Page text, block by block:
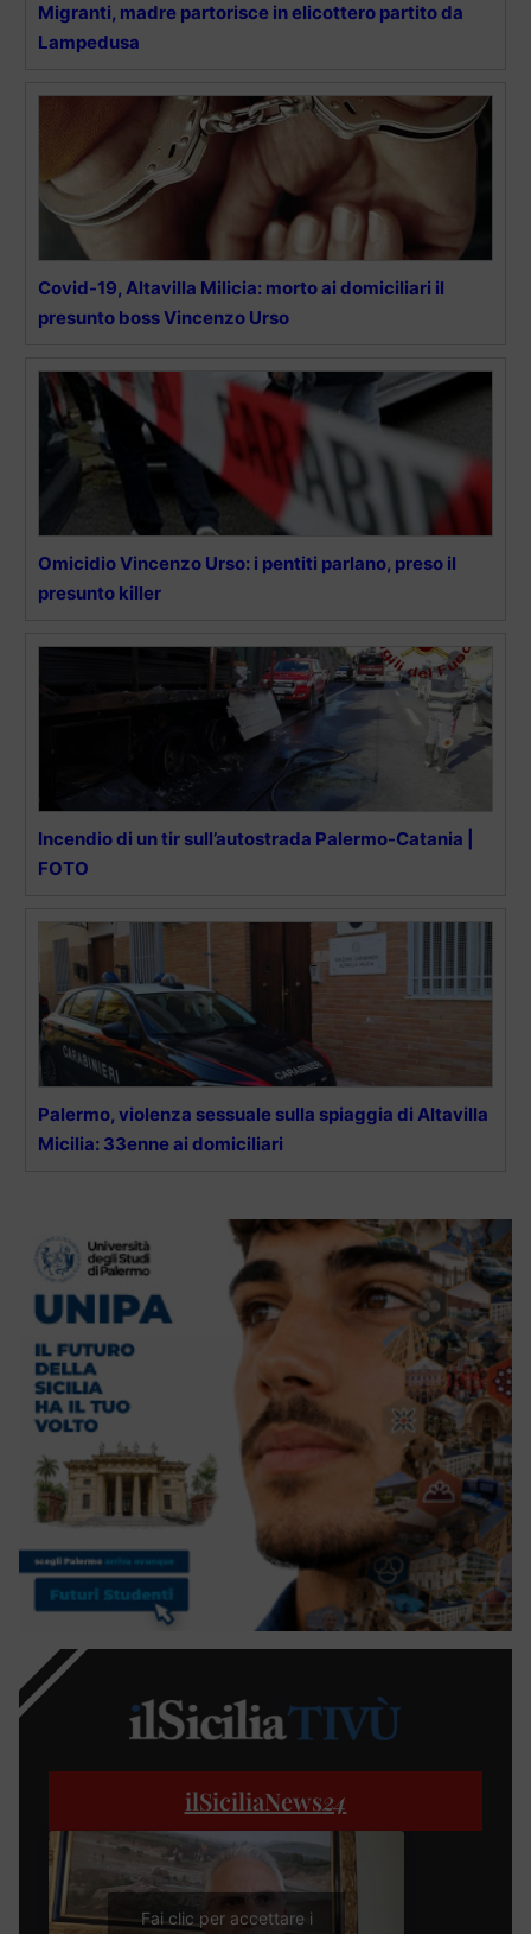
Migranti, madre partorisce in elicottero partito da
Lampedusa
Covid-19, Altavilla Milicia: morto ai domiciliari il
presunto boss Vincenzo Urso
Omicidio Vincenzo Urso: i pentiti parlano, preso il
presunto killer
Incendio di un tir sull’autostrada Palermo-Catania |
FOTO
Palermo, violenza sessuale sulla spiaggia di Altavilla
Micilia: 33enne ai domiciliari
ilSiciliaNews24
Fai clic per accettare i